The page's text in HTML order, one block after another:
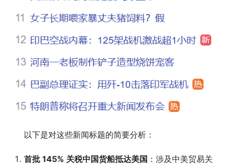
以下是对这些新闻标题的简要分析：
首批 145% 关税中国货船抵达美国 ：涉及中美贸易关